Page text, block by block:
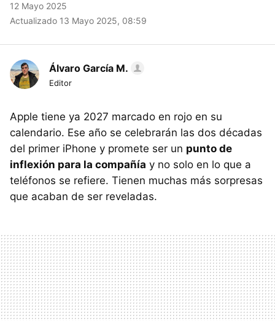
12 Mayo 2025
Actualizado 13 Mayo 2025, 08:59
Álvaro García M.
Editor
Apple tiene ya 2027 marcado en rojo en su
calendario. Ese año se celebrarán las dos décadas
del primer iPhone y promete ser un punto de
inflexión para la compañía y no solo en lo que a
teléfonos se refiere. Tienen muchas más sorpresas
que acaban de ser reveladas.